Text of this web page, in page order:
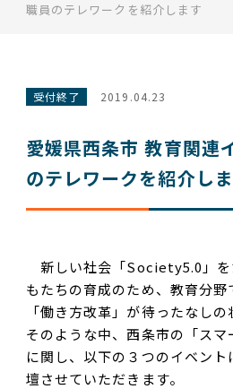
職員のテレワークを紹介します
受付終了 2019.04.23
愛媛県西条市 教育関連
のテレワークを紹介し
新しい社会「Society5.0」を
もたちの育成のため、教育分野
「働き方改革」が待ったなしの
そのような中、西条市の「ス
に関し、以下の３つのイベン
壇させていただきます。